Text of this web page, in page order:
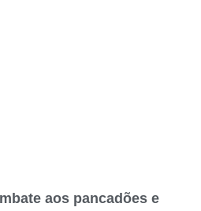
aos pancadões e